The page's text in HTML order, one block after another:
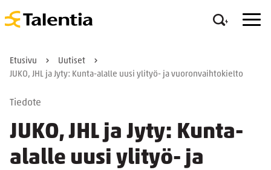
Etusivu
Uutiset
JUKO, JHL ja Jyty: Kunta-alalle uusi ylityö- ja vuoronvaihtokielto
Tiedote
JUKO, JHL ja Jyty: Kunta-
alalle uusi ylityö- ja